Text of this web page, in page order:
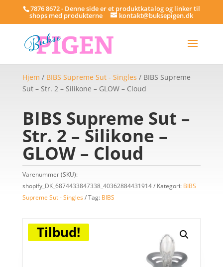
7876 8672 - Denne side er et produktkatalog og linker til
shops med produkterne kontakt@buksepigen.dk
Hjem / BIBS Supreme Sut - Singles / BIBS Supreme
Sut – Str. 2 – Silikone – GLOW – Cloud
BIBS Supreme Sut –
Str. 2 – Silikone –
GLOW – Cloud
Varenummer (SKU):
shopify_DK_6874433847338_40362884431914
Kategori: BIBS
Supreme Sut - Singles
Tag: BIBS
Tilbud!